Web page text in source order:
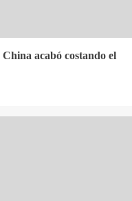
acabó costando el